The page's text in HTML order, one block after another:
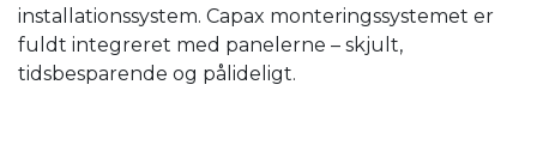
installationssystem. Capax monteringssystemet er
fuldt integreret med panelerne – skjult,
tidsbesparende og pålideligt.